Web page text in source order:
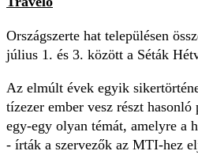
Országszerte hat településen
július 1. és 3. között a Séták
Az elmúlt évek egyik
tízezer ember vesz részt
egy-egy olyan témát, amelyre a
- írták a szervezők az MTI-hez